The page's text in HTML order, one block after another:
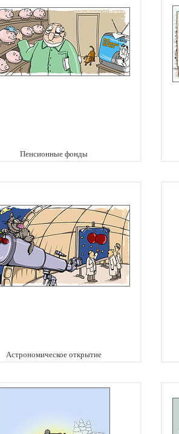
Пенсионные фонды
Астрономическое открытие